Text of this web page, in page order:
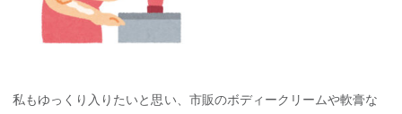
私もゆっくり入りたいと思い、市販のボディークリームや軟膏な